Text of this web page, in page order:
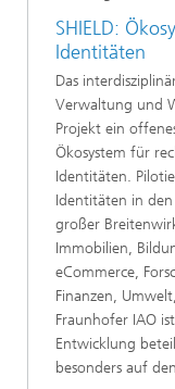
SHIELD:
Identitäten
Das
Verwaltung und
Projekt ein
Ökosystem für
Identitäten.
Identitäten in
großer
Immobilien,
eCommerce,
Finanzen,
Fraunhofer IAO
Entwicklung
besonders auf